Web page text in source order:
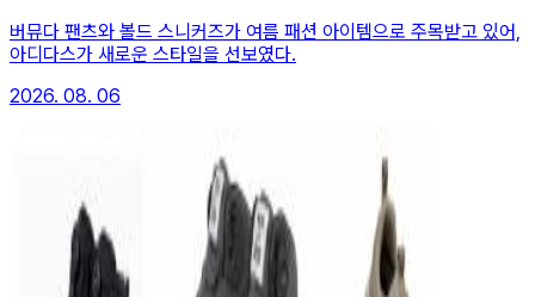
버뮤다 팬츠와 볼드 스니커즈가 여름 패션 아이템으로 주목받고 있어,
아디다스가 새로운 스타일을 선보였다.
2026. 08. 06